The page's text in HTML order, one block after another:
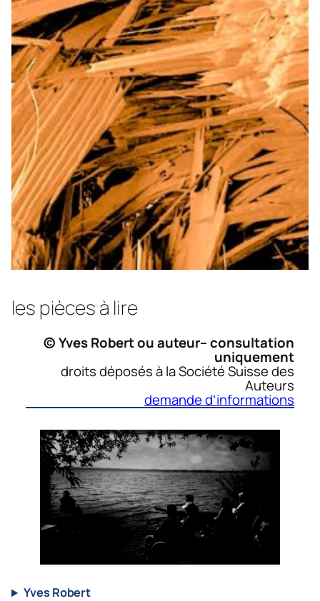
les pièces à lire
© Yves Robert ou auteur– consultation
uniquement
droits déposés à la Société Suisse des
Auteurs
demande d’informations
Yves Robert